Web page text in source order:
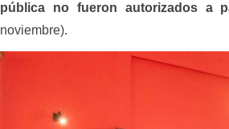
pública no fueron autorizados a
noviembre).